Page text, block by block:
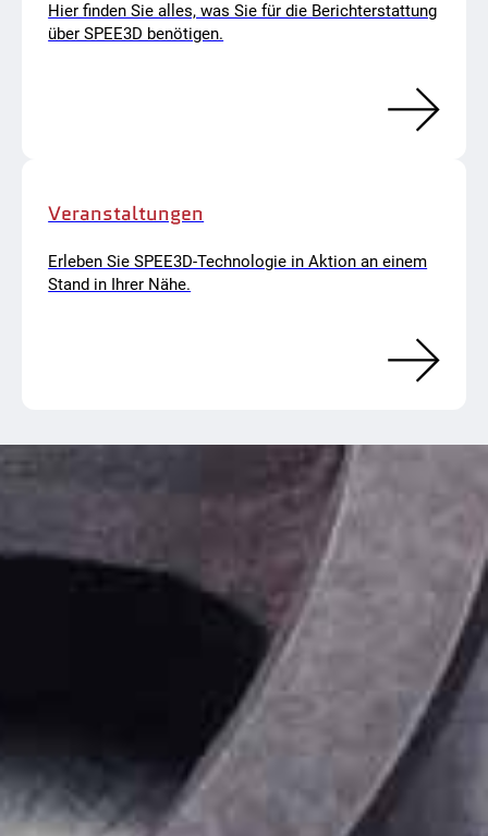
Hier finden Sie alles, was Sie für die Berichterstattung
über SPEE3D benötigen.
Veranstaltungen
Erleben Sie SPEE3D-Technologie in Aktion an einem
Stand in Ihrer Nähe.